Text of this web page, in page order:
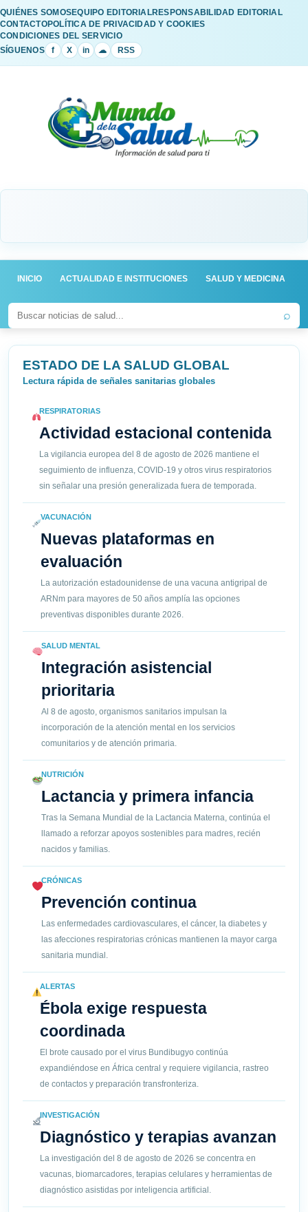
QUIÉNES SOMOSEQUIPO EDITORIALRESPONSABILIDAD EDITORIAL
CONTACTOPOLÍTICA DE PRIVACIDAD Y COOKIES
CONDICIONES DEL SERVICIO
SÍGUENOS
f X in ☁ RSS
INICIO ACTUALIDAD E INSTITUCIONES SALUD Y MEDICINA
⌕
ESTADO DE LA SALUD GLOBAL
Lectura rápida de señales sanitarias globales
RESPIRATORIAS
Actividad estacional contenida
La vigilancia europea del 8 de agosto de 2026 mantiene el
seguimiento de influenza, COVID-19 y otros virus respiratorios
sin señalar una presión generalizada fuera de temporada.
VACUNACIÓN
Nuevas plataformas en
evaluación
La autorización estadounidense de una vacuna antigripal de
ARNm para mayores de 50 años amplía las opciones
preventivas disponibles durante 2026.
SALUD MENTAL
Integración asistencial
prioritaria
Al 8 de agosto, organismos sanitarios impulsan la
incorporación de la atención mental en los servicios
comunitarios y de atención primaria.
NUTRICIÓN
Lactancia y primera infancia
Tras la Semana Mundial de la Lactancia Materna, continúa el
llamado a reforzar apoyos sostenibles para madres, recién
nacidos y familias.
CRÓNICAS
Prevención continua
Las enfermedades cardiovasculares, el cáncer, la diabetes y
las afecciones respiratorias crónicas mantienen la mayor carga
sanitaria mundial.
ALERTAS
Ébola exige respuesta
coordinada
El brote causado por el virus Bundibugyo continúa
expandiéndose en África central y requiere vigilancia, rastreo
de contactos y preparación transfronteriza.
INVESTIGACIÓN
Diagnóstico y terapias avanzan
La investigación del 8 de agosto de 2026 se concentra en
vacunas, biomarcadores, terapias celulares y herramientas de
diagnóstico asistidas por inteligencia artificial.